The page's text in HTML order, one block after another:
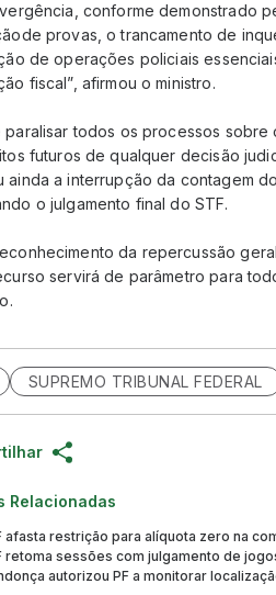
conforme demonstrado
provas, o trancamento de
de operações policiais
fiscal”, afirmou o ministro.
paralisar todos os processos sobre
futuros de qualquer decisão
ainda a interrupção da contagem
o julgamento final do STF.
da repercussão
servirá de parâmetro para
SUPREMO TRIBUNAL FEDERAL
Relacionadas
afasta restrição para alíquota zero na
retoma sessões com julgamento de
autorizou PF a monitorar